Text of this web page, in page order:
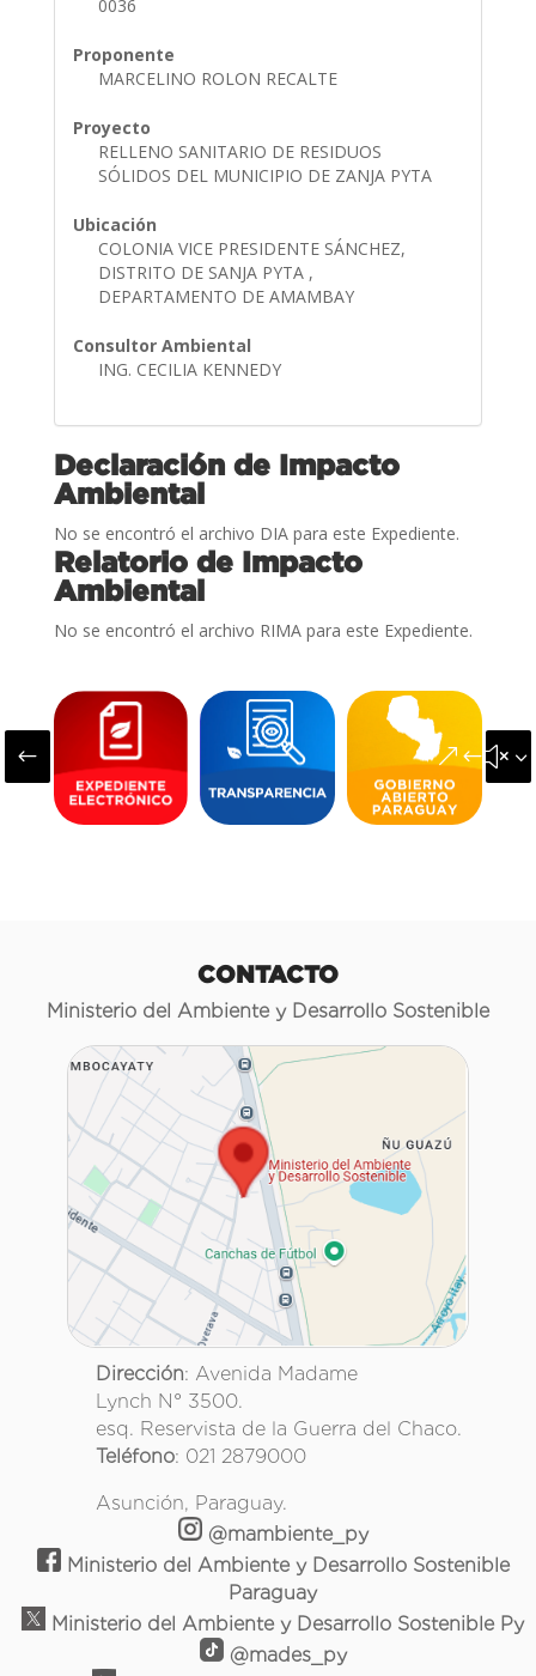
0036
Proponente
MARCELINO ROLON RECALTE
Proyecto
RELLENO SANITARIO DE RESIDUOS
SÓLIDOS DEL MUNICIPIO DE ZANJA PYTA
Ubicación
COLONIA VICE PRESIDENTE SÁNCHEZ,
DISTRITO DE SANJA PYTA ,
DEPARTAMENTO DE AMAMBAY
Consultor Ambiental
ING. CECILIA KENNEDY
Declaración de Impacto
Ambiental
No se encontró el archivo DIA para este Expediente.
Relatorio de Impacto
Ambiental
No se encontró el archivo RIMA para este Expediente.
#
CONTACTO
Ministerio del Ambiente y Desarrollo Sostenible
Dirección: Avenida Madame
Lynch N° 3500.
esq. Reservista de la Guerra del Chaco.
Teléfono: 021 2879000
Asunción, Paraguay.
@mambiente_py
Ministerio del Ambiente y Desarrollo Sostenible
Paraguay
Ministerio del Ambiente y Desarrollo Sostenible Py
@mades_py